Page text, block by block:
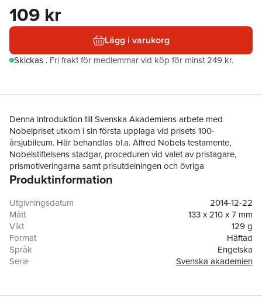
109 kr
Lägg i varukorg
Skickas . Fri frakt för medlemmar vid köp för minst 249 kr.
Denna introduktion till Svenska Akademiens arbete med
Nobelpriset utkom i sin första upplaga vid prisets 100-
årsjubileum. Här behandlas bl.a. Alfred Nobels testamente,
Nobelstiftelsens stadgar, proceduren vid valet av pristagare,
prismotiveringarna samt prisutdelningen och övriga
Nobelevenemang. Boken avslutas med en fullständig
Boken finns även på svenska.
Produktinformation
Utgivningsdatum
2014-12-22
Mått
133 x 210 x 7 mm
Vikt
129 g
Format
Häftad
Språk
Engelska
Serie
Svenska akademien
Förlag
Norstedts